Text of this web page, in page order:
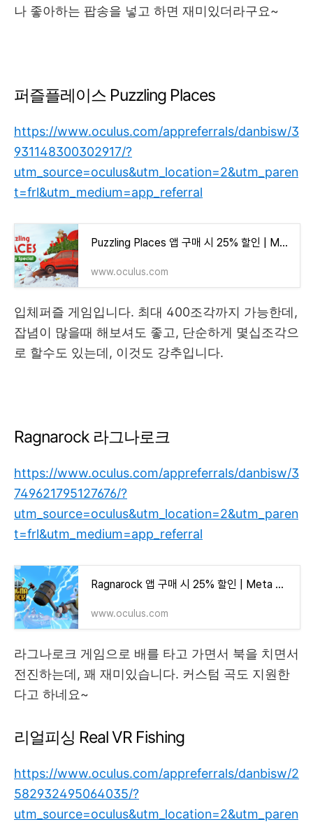
나 좋아하는 팝송을 넣고 하면 재미있더라구요~
퍼즐플레이스 Puzzling Places
https://www.oculus.com/appreferrals/danbisw/3
931148300302917/?
utm_source=oculus&utm_location=2&utm_paren
t=frl&utm_medium=app_referral
Puzzling Places 앱 구매 시 25% 할인 | Meta Quest
www.oculus.com
입체퍼즐 게임입니다. 최대 400조각까지 가능한데,
잡념이 많을때 해보셔도 좋고, 단순하게 몇십조각으
로 할수도 있는데, 이것도 강추입니다.
Ragnarock 라그나로크
https://www.oculus.com/appreferrals/danbisw/3
749621795127676/?
utm_source=oculus&utm_location=2&utm_paren
t=frl&utm_medium=app_referral
Ragnarock 앱 구매 시 25% 할인 | Meta Quest
www.oculus.com
라그나로크 게임으로 배를 타고 가면서 북을 치면서
전진하는데, 꽤 재미있습니다. 커스텀 곡도 지원한
다고 하네요~
리얼피싱 Real VR Fishing
https://www.oculus.com/appreferrals/danbisw/2
582932495064035/?
utm_source=oculus&utm_location=2&utm_paren